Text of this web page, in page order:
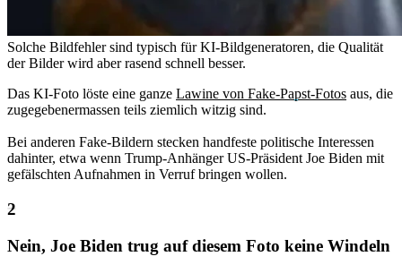
Solche Bildfehler sind typisch für KI-Bildgeneratoren, die Qualität
der Bilder wird aber rasend schnell besser.
Das KI-Foto löste eine ganze Lawine von Fake-Papst-Fotos aus, die
zugegebenermassen teils ziemlich witzig sind.
Bei anderen Fake-Bildern stecken handfeste politische Interessen
dahinter, etwa wenn Trump-Anhänger US-Präsident Joe Biden mit
gefälschten Aufnahmen in Verruf bringen wollen.
Nein, Joe Biden trug auf diesem Foto keine Windeln